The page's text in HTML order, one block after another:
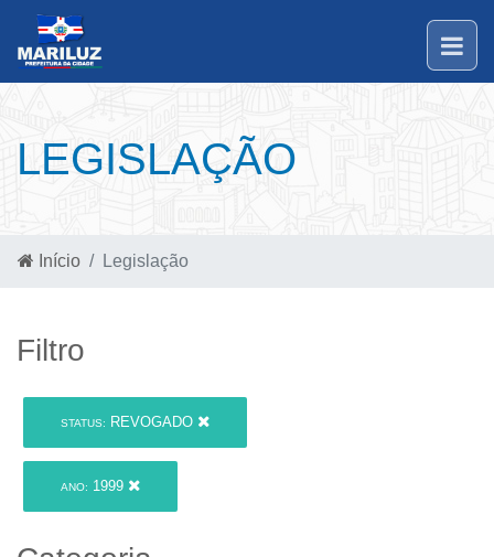
LEGISLAÇÃO
Início Legislação
Filtro
STATUS: REVOGADO
ANO: 1999